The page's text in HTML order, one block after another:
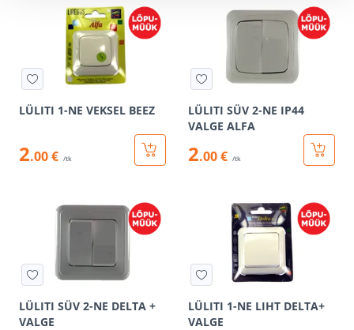
LÜLITI 1-NE VEKSEL BEEZ
2.00 € /tk
LÜLITI SÜV 2-NE IP44
VALGE ALFA
2.00 € /tk
LÜLITI SÜV 2-NE DELTA +
VALGE
LÜLITI 1-NE LIHT DELTA+
VALGE